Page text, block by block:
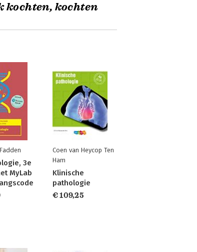
kochten, kochten
3e
MyLab
Coen van Heycop Ten
Ham
Klinische
pathologie
€ 109,25